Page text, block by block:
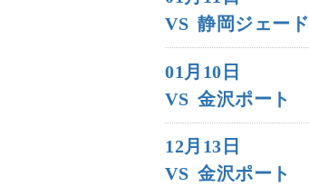
VS 静岡ジェード
01月10日
VS 金沢ポート
12月13日
VS 金沢ポート